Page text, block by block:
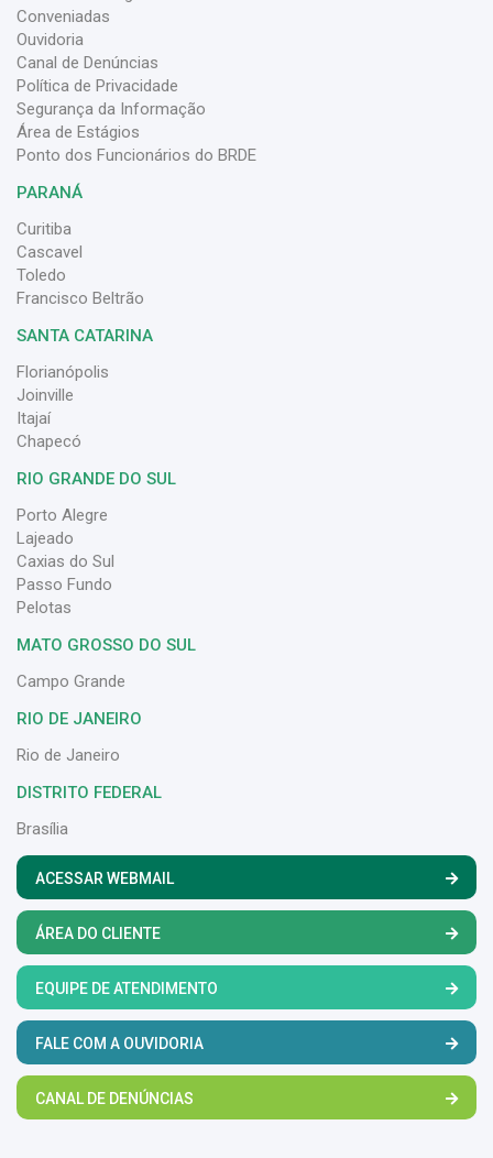
Conveniadas
Ouvidoria
Canal de Denúncias
Política de Privacidade
Segurança da Informação
Área de Estágios
Ponto dos Funcionários do BRDE
PARANÁ
Curitiba
Cascavel
Toledo
Francisco Beltrão
SANTA CATARINA
Florianópolis
Joinville
Itajaí
Chapecó
RIO GRANDE DO SUL
Porto Alegre
Lajeado
Caxias do Sul
Passo Fundo
Pelotas
MATO GROSSO DO SUL
Campo Grande
RIO DE JANEIRO
Rio de Janeiro
DISTRITO FEDERAL
Brasília
ACESSAR WEBMAIL
ÁREA DO CLIENTE
EQUIPE DE ATENDIMENTO
FALE COM A OUVIDORIA
CANAL DE DENÚNCIAS